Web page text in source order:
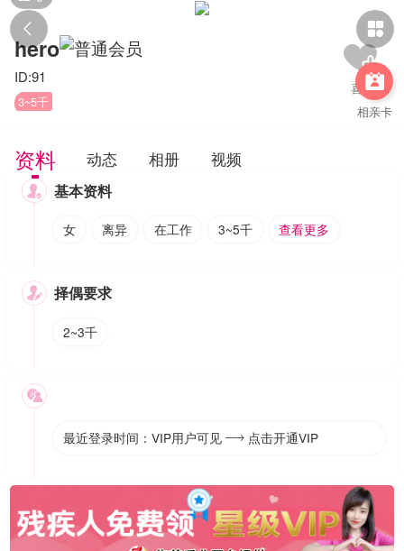
 

相亲卡
hero
ID:91
3~5千
资料 动态 相册 视频
 基本资料
女 离异 在工作 3~5千 查看更多
 择偶要求
2~3千

最近登录时间：VIP用户可见  点击开通VIP